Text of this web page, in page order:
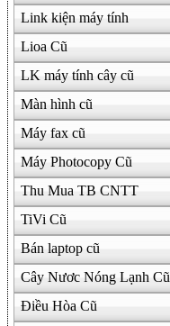
Link kiện máy tính
Lioa Cũ
LK máy tính cây cũ
Màn hình cũ
Máy fax cũ
Máy Photocopy Cũ
Thu Mua TB CNTT
TiVi Cũ
Bán laptop cũ
Cây Nươc Nóng Lạnh Cũ
Điều Hòa Cũ